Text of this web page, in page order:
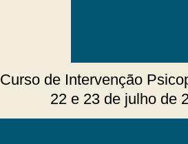
Curso de Intervenção
22 e 23 de julho de